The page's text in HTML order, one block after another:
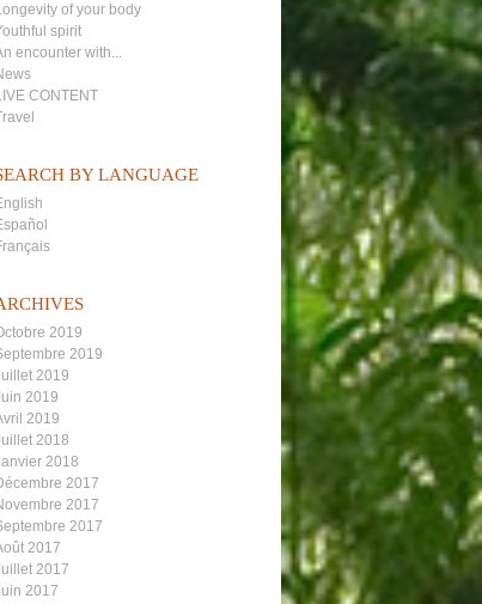
of your body
spirit
encounter with...
CONTENT
BY LANGUAGE
2019
2019
2019
2019
2019
2018
2018
2017
2017
2017
2017
2017
2017